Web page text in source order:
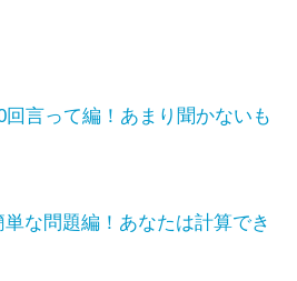
回言って編！あまり聞かないも
単な問題編！あなたは計算でき